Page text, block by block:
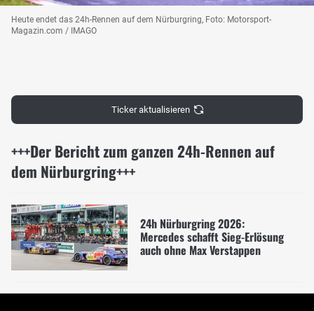
Heute endet das 24h-Rennen auf dem Nürburgring, Foto: Motorsport-
Magazin.com / IMAGO
Ticker aktualisieren
+++Der Bericht zum ganzen 24h-Rennen auf
dem Nürburgring+++
24h Nürburgring 2026:
Mercedes schafft Sieg-Erlösung
auch ohne Max Verstappen